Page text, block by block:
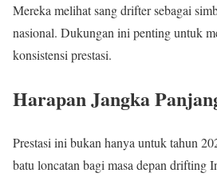
Mereka melihat sang drifter sebagai
nasional. Dukungan ini penting untuk
konsistensi prestasi.
Harapan Jangka
Prestasi ini bukan hanya untuk tahun
batu loncatan bagi masa depan drifting